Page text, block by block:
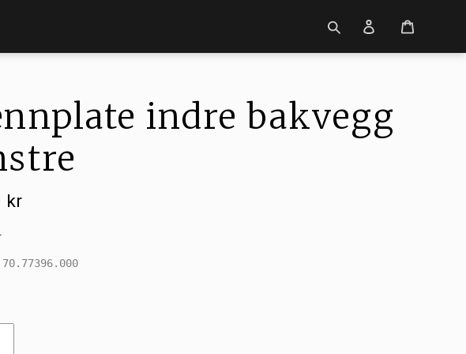
Logg
på
indre bakvegg
kr
70.77396.000